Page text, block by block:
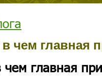
чем главная
главная